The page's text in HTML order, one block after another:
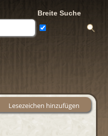
Breite Suche
Lesezeichen hinzufügen